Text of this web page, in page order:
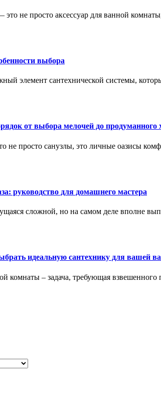
не просто аксессуар для ванной
выбора
элемент сантехнической системы,
от выбора мелочей до продуманного
не просто санузлы, это личные оазисы
руководство для домашнего мастера
сложной, но на самом деле вполне
идеальную сантехнику для вашей
комнаты – задача, требующая взвешенного